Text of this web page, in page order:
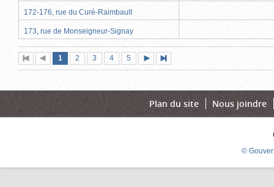
172-176, rue du Curé-Raimbault
173, rue de Monseigneur-Signay
Première
page
Page
précédente
Page
1 (page
actuelle)
Page
2 Page
3 Page
4 Page
5
suivante
page
Plan du site Nous joindre
©